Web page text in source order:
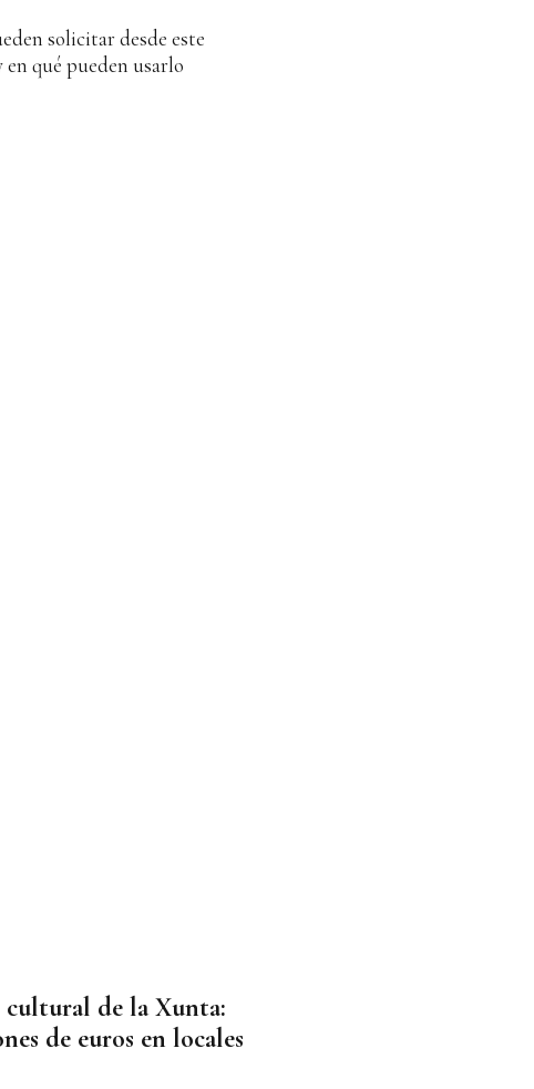
solicitar desde este
qué pueden usarlo
de la Xunta:
de euros en locales